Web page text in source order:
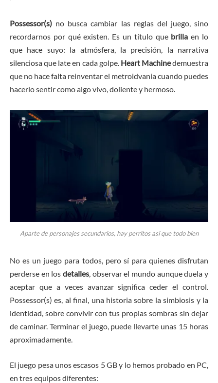
Possessor(s) no busca cambiar las reglas del juego, sino
recordarnos por qué existen. Es un título que brilla en lo
que hace suyo: la atmósfera, la precisión, la narrativa
silenciosa que late en cada golpe. Heart Machinedemuestra
que no hace falta reinventar el metroidvania cuando puedes
hacerlo sentir como algo vivo, doliente y hermoso.
Aparte de personajes secundarios, hay perritos asi que todo bien
No es un juego para todos, pero sí para quienes disfrutan
perderse en los detalles, observar el mundo aunque duela y
aceptar que a veces avanzar significa ceder el control.
Possessor(s) es, al final, una historia sobre la simbiosis y la
identidad, sobre convivir con tus propias sombras sin dejar
de caminar. Terminar el juego, puede llevarte unas 15 horas
aproximadamente.
El juego pesa unos escasos 5 GB y lo hemos probado en PC,
en tres equipos diferentes: